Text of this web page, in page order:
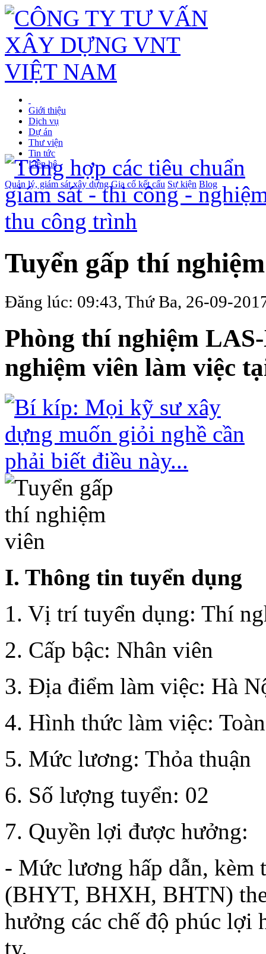
Giới thiệu
Dịch vụ
Dự án
Thư viện
Tin tức
Liên hệ
Quản lý, giám sát xây dựng Gia cố kết cấu Sự kiện Blog
Tuyển gấp thí
Đăng lúc: 09:43, Thứ Ba, 26-09-
Phòng thí nghiệm
nghiệm viên làm việc
I. Thông tin tuyển dụng
1. Vị trí tuyển dụng: Thí
2. Cấp bậc: Nhân viên
3. Địa điểm làm việc: Hà
4. Hình thức làm việc:
5. Mức lương: Thỏa thuận
6. Số lượng tuyển: 02
7. Quyền lợi được hưởng:
- Mức lương hấp dẫn, kèm
(BHYT, BHXH, BHTN)
hưởng các chế độ phúc lợi
ty.